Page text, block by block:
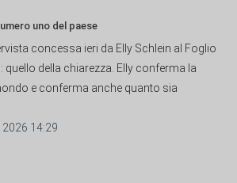
uno del paese
concessa ieri da Elly Schlein al Foglio
quello della chiarezza. Elly conferma la
e conferma anche quanto sia
14:29